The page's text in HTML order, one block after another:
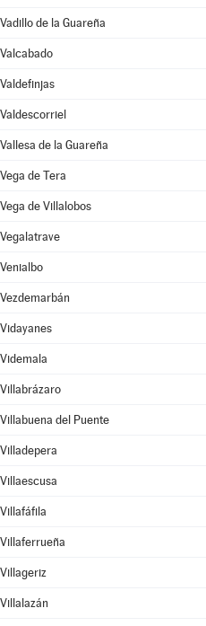
Vadillo de la Guareña
Valcabado
Valdefinjas
Valdescorriel
Vallesa de la Guareña
Vega de Tera
Vega de Villalobos
Vegalatrave
Venialbo
Vezdemarbán
Vidayanes
Videmala
Villabrázaro
Villabuena del Puente
Villadepera
Villaescusa
Villafáfila
Villaferrueña
Villageriz
Villalazán